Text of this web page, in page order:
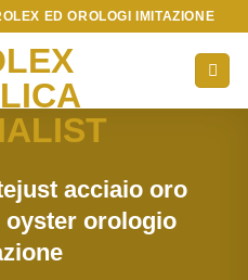
ED OROLOGI IMITAZIONE
acciaio oro
oyster orologio